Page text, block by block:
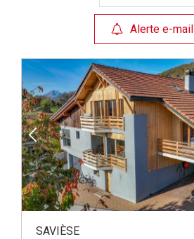
Alerte e-mail
SAVIÈSE